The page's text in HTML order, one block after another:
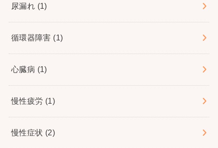
尿漏れ (1)
循環器障害 (1)
心臓病 (1)
慢性疲労 (1)
慢性症状 (2)